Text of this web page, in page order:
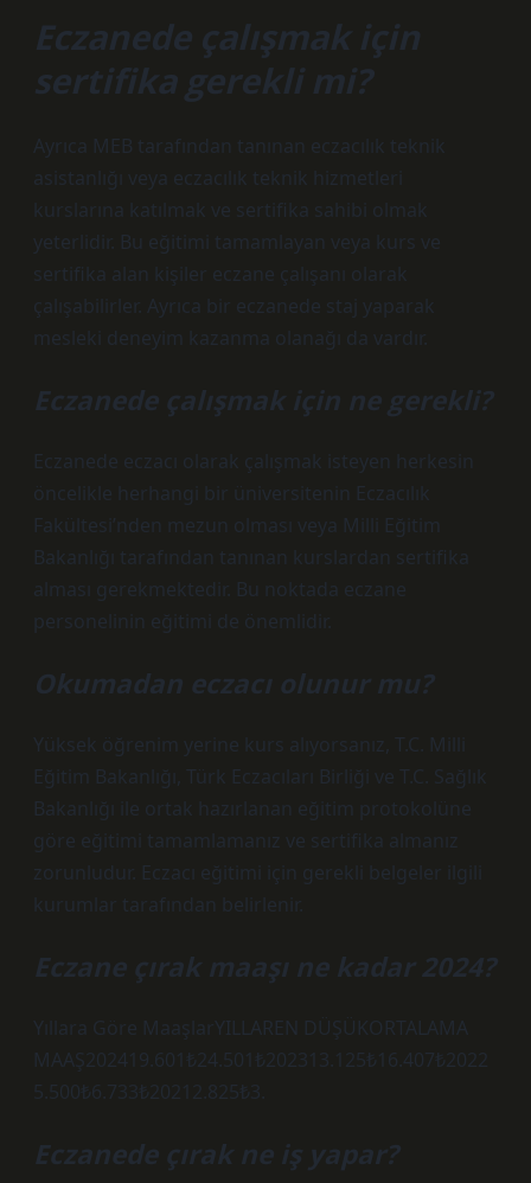
Eczanede çalışmak için
sertifika gerekli mi?
Ayrıca MEB tarafından tanınan eczacılık teknik
asistanlığı veya eczacılık teknik hizmetleri
kurslarına katılmak ve sertifika sahibi olmak
yeterlidir. Bu eğitimi tamamlayan veya kurs ve
sertifika alan kişiler eczane çalışanı olarak
çalışabilirler. Ayrıca bir eczanede staj yaparak
mesleki deneyim kazanma olanağı da vardır.
Eczanede çalışmak için ne gerekli?
Eczanede eczacı olarak çalışmak isteyen herkesin
öncelikle herhangi bir üniversitenin Eczacılık
Fakültesi’nden mezun olması veya Milli Eğitim
Bakanlığı tarafından tanınan kurslardan sertifika
alması gerekmektedir. Bu noktada eczane
personelinin eğitimi de önemlidir.
Okumadan eczacı olunur mu?
Yüksek öğrenim yerine kurs alıyorsanız, T.C. Milli
Eğitim Bakanlığı, Türk Eczacıları Birliği ve T.C. Sağlık
Bakanlığı ile ortak hazırlanan eğitim protokolüne
göre eğitimi tamamlamanız ve sertifika almanız
zorunludur. Eczacı eğitimi için gerekli belgeler ilgili
kurumlar tarafından belirlenir.
Eczane çırak maaşı ne kadar 2024?
Yıllara Göre MaaşlarYILLAREN DÜŞÜKORTALAMA
MAAŞ202419.601₺24.501₺202313.125₺16.407₺2022
5.500₺6.733₺20212.825₺3.
Eczanede çırak ne iş yapar?